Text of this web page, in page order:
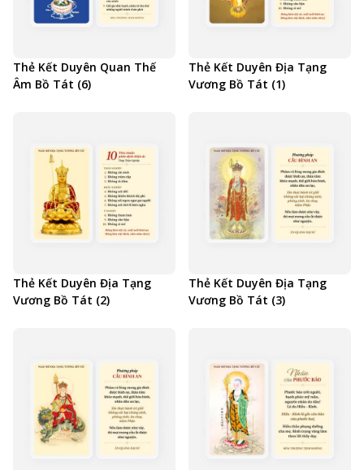
Thẻ Kết Duyên Quan Thế
Âm Bồ Tát (6)
Thẻ Kết Duyên Địa Tạng
Vương Bồ Tát (1)
Thẻ Kết Duyên Địa Tạng
Vương Bồ Tát (2)
Thẻ Kết Duyên Địa Tạng
Vương Bồ Tát (3)